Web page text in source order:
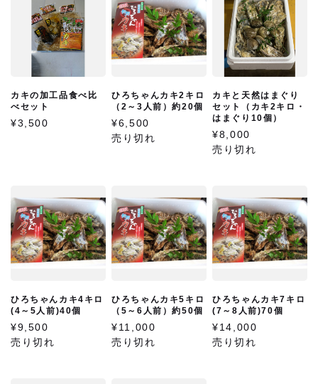
お勧め商品
新商品
営業日カレンダー
1
2
3 4 5 6 7
8
9
10 11 12 13 14
15
16
17 18 19 20 21
22
翌月(2026年9月)
火 水 金
カキの加工品食べ比
べセット
¥3,500
ひろちゃんカキ2キロ
（2～3人前）約20個
¥6,500
売り切れ
カキと天然はまぐり
セット（カキ2キロ・
はまぐり10個）
¥8,000
売り切れ
ひろちゃんカキ4キロ
(4～5人前)40個
¥9,500
売り切れ
ひろちゃんカキ5キロ
（5～6人前）約50個
¥11,000
売り切れ
ひろちゃんカキ7キロ
(7～8人前)70個
¥14,000
売り切れ